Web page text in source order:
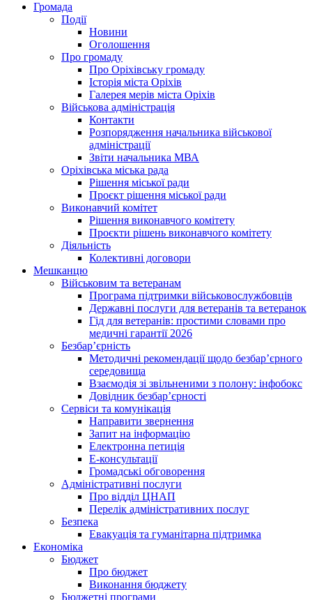
Громада
Події
Новини
Оголошення
Про громаду
Про Оріхівську громаду
Історія міста Оріхів
Галерея мерів міста Оріхів
Військова адміністрація
Контакти
Розпорядження начальника військової
адміністрації
Звіти начальника МВА
Оріхівська міська рада
Рішення міської ради
Проєкт рішення міської ради
Виконавчий комітет
Рішення виконавчого комітету
Проєкти рішень виконавчого комітету
Діяльність
Колективні договори
Мешканцю
Військовим та ветеранам
Програма підтримки військовослужбовців
Державні послуги для ветеранів та ветеранок
Гід для ветеранів: простими словами про
медичні гарантії 2026
Безбар’єрність
Методичні рекомендації щодо безбар’єрного
середовища
Взаємодія зі звільненими з полону: інфобокс
Довідник безбар’єрності
Сервіси та комунікація
Направити звернення
Запит на інформацію
Електронна петиція
Е-консультації
Громадські обговорення
Адміністративні послуги
Про відділ ЦНАП
Перелік адміністративних послуг
Безпека
Евакуація та гуманітарна підтримка
Економіка
Бюджет
Про бюджет
Виконання бюджету
Бюджетні програми